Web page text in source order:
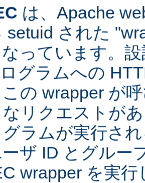
は、Apache
setuid された
っています。
グラムへの
の wrapper が
リクエストが
ラムが実行さ
ザ ID とグルー
wrapper を実行